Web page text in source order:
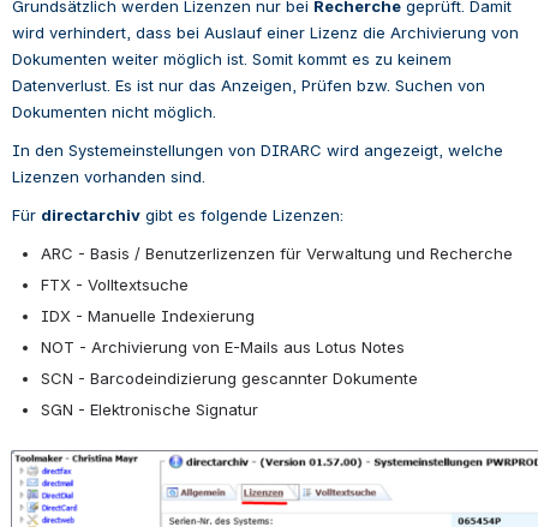
Grundsätzlich werden Lizenzen nur bei Recherche geprüft. Damit
wird verhindert, dass bei Auslauf einer Lizenz die Archivierung von
Dokumenten weiter möglich ist. Somit kommt es zu keinem
Datenverlust. Es ist nur das Anzeigen, Prüfen bzw. Suchen von
Dokumenten nicht möglich.
In den Systemeinstellungen von DIRARC wird angezeigt, welche
Lizenzen vorhanden sind.
Für directarchiv gibt es folgende Lizenzen:
ARC - Basis / Benutzerlizenzen für Verwaltung und Recherche
FTX - Volltextsuche
IDX - Manuelle Indexierung
NOT - Archivierung von E-Mails aus Lotus Notes
SCN - Barcodeindizierung gescannter Dokumente
SGN - Elektronische Signatur
Open